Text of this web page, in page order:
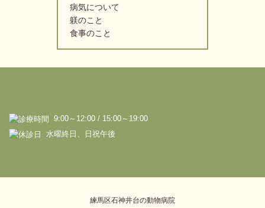
病気について
躾のこと
食事のこと
9:00～12:00 / 15:00～19:00
水曜終日、日祝午後
練馬区石神井台の動物病院